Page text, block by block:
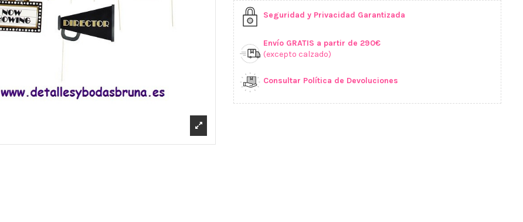
Seguridad y Privacidad Garantizada
Envío GRATIS a partir de 290€
(excepto calzado)
Consultar Política de Devoluciones